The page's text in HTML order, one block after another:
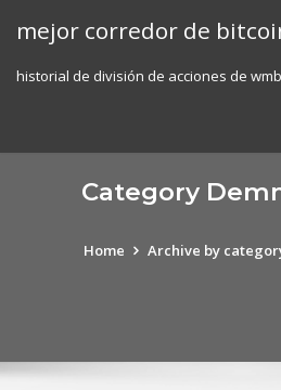
mejor corredor de
historial de división de acciones de wmb
Category
Home Archive by